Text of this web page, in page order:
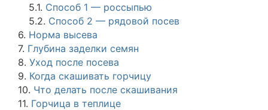
5.1. Способ 1 — россыпью
5.2. Способ 2 — рядовой посев
6. Норма высева
7. Глубина заделки семян
8. Уход после посева
9. Когда скашивать горчицу
10. Что делать после скашивания
11. Горчица в теплице